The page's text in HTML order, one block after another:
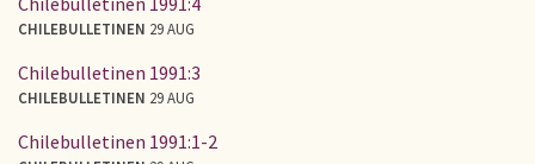
CHILEBULLETINEN 29 AUG
Chilebulletinen 1991:3
CHILEBULLETINEN 29 AUG
Chilebulletinen 1991:1-2